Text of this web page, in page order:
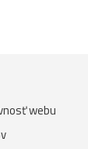
webu